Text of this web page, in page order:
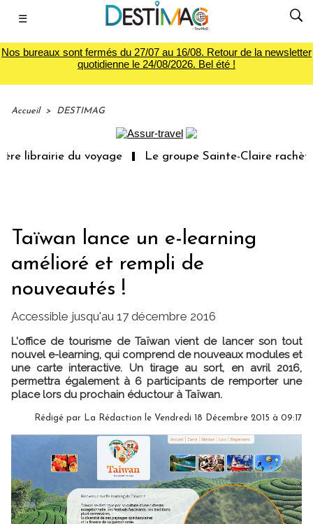
☰
Nos bureaux sont fermés du 27/07 au 16/08. Retour de la newsletter
quotidienne le 24/08/2026. Bel été !
Accueil > DESTIMAG
librairie du voyage Le groupe Sainte-Claire rachète
Taïwan lance un e-learning
amélioré et rempli de
nouveautés !
Accessible jusqu'au 17 décembre 2016
L'office de tourisme de Taïwan vient de lancer son tout
nouvel e-learning, qui comprend de nouveaux modules et
une carte interactive. Un tirage au sort, en avril 2016,
permettra également à 6 participants de remporter une
place lors du prochain éductour à Taïwan.
Rédigé par La Rédaction le Vendredi 18 Décembre 2015 à 09:17